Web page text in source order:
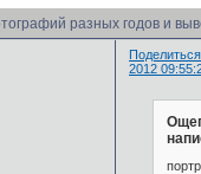
разных годов и
Поделиться
2012